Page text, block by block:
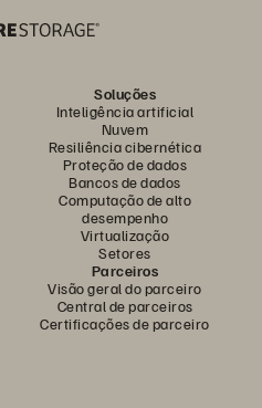
Soluções
Inteligência artificial
Nuvem
Resiliência cibernética
Proteção de dados
Bancos de dados
Computação de alto
desempenho
Virtualização
Setores
Parceiros
Visão geral do parceiro
Central de parceiros
Certificações de parceiro